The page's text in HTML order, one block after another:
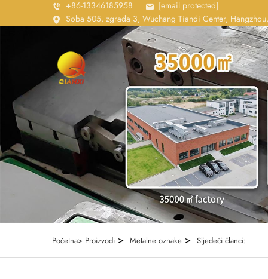
+86-13346185958
[email protected]
Soba 505, zgrada 3, Wuchang Tiandi Center,
Početna> Proizvodi > Metalne oznake > Sljedeći članci: